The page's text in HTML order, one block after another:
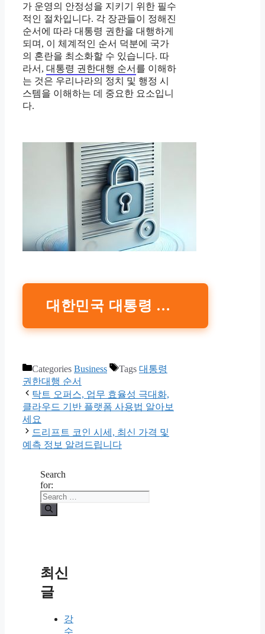
가 운영의 안정성을 지키기 위한 필수
적인 절차입니다. 각 장관들이 정해진
순서에 따라 대통령 권한을 대행하게
되며, 이 체계적인 순서 덕분에 국가
의 혼란을 최소화할 수 있습니다. 따
라서, 대통령 권한대행 순서 를 이해하
는 것은 우리나라의 정치 및 행정 시
스템을 이해하는 데 중요한 요소입니
다.
대한민국 대통령 권한대행
Categories Business Tags 대통령
권한대행 순서
탁트 오퍼스, 업무 효율성 극대화,
클라우드 기반 플랫폼 사용법 알아보
세요
드리프트 코인 시세, 최신 가격 및
예측 정보 알려드립니다
Search
for:
최신
글
강
수